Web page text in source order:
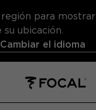
región para
ubicación.
Cambiar el idioma